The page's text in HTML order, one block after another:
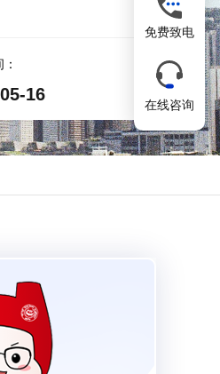
16
免费致电
在线咨询